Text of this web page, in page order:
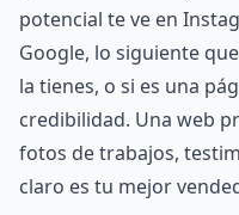
potencial te ve en
Google, lo siguiente
la tienes, o si es una
credibilidad. Una web
fotos de trabajos,
claro es tu mejor